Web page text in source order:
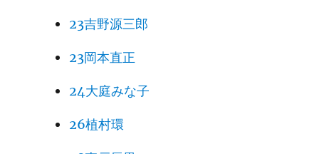
23吉野源三郎
23岡本直正
24大庭みな子
26植村環